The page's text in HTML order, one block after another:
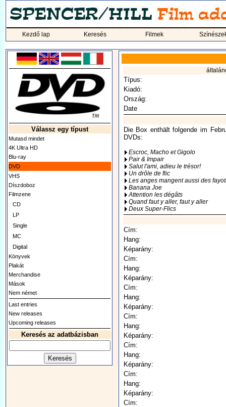
Kezdő lap Keresés Filmek
Válassz egy típust
Mutasd mindet
4K Ultra HD
Blu-ray
DVD
VHS
Díszdoboz
Filmzene
CD
LP
Single
MC
Digital
Könyvek
Plakát
Merchandise
Mások
Nem német
Last entries
New releases
Upcoming releases
Keresés az adatbázisban
Típus:
Kiadó:
Ország:
Date
Die Box enthält folgende im
DVDs:
Escroc, Macho et Gigolo
Pair & Impair
Salut l'ami, adieu le trésor!
Un drôle de flic
Les anges mangent aussi des
Banana Joe
Attention les dégâts
Quand faut y aller, faut y aller
Deux Super-Flics
Cím:
Hang:
Képarány:
Cím:
Hang:
Képarány:
Cím:
Hang:
Képarány:
Cím:
Hang:
Képarány:
Cím:
Hang:
Képarány:
Cím:
Hang:
Képarány:
Cím: